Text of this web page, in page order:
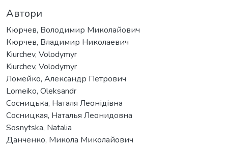
Автори
Кюрчев, Володимир Миколайович
Кюрчев, Владимир Николаевич
Kiurchev, Volodymyr
Kiurchev, Volodymyr
Ломейко, Александр Петрович
Lomeiko, Oleksandr
Сосницька, Наталя Леонідівна
Сосницкая, Наталья Леонидовна
Sosnytska, Natalia
Данченко, Микола Миколайович